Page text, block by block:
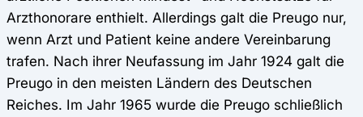
Arzthonorare enthielt. Allerdings galt die Preugo nur,
wenn Arzt und Patient keine andere Vereinbarung
trafen. Nach ihrer Neufassung im Jahr 1924 galt die
Preugo in den meisten Ländern des Deutschen
Reiches. Im Jahr 1965 wurde die Preugo schließlich